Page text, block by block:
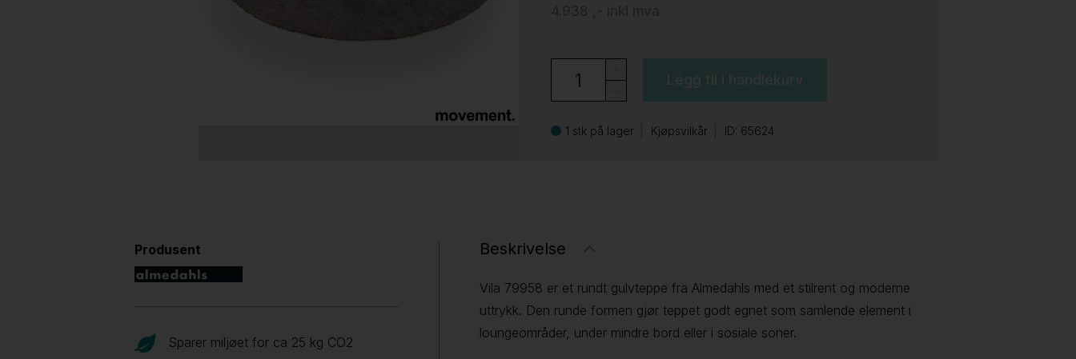
Legg til i handlekurv
1 stk på lager Kjøpsvilkår ID: 65624
Produsent
Sparer miljøet for ca 25 kg CO2
Beskrivelse
Vila 79958 er et rundt gulvteppe fra Almedahls med et stilrent og moderne
uttrykk. Den runde formen gjør teppet godt egnet som samlende element i
loungeområder, under mindre bord eller i sosiale soner.